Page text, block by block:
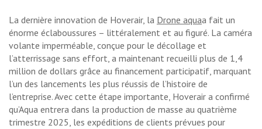
La dernière innovation de Hoverair, la Drone aquaa fait un
énorme éclaboussures – littéralement et au figuré. La caméra
volante imperméable, conçue pour le décollage et
l’atterrissage sans effort, a maintenant recueilli plus de 1,4
million de dollars grâce au financement participatif, marquant
l’un des lancements les plus réussis de l’histoire de
l’entreprise. Avec cette étape importante, Hoverair a confirmé
qu’Aqua entrera dans la production de masse au quatrième
trimestre 2025, les expéditions de clients prévues pour